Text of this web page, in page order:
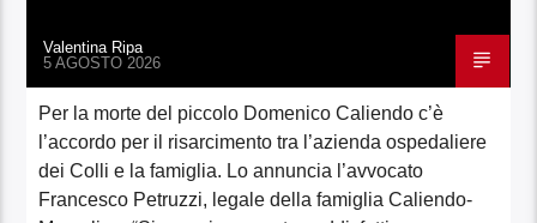
Valentina Ripa
5 AGOSTO 2026
Per la morte del piccolo Domenico Caliendo c’è
l’accordo per il risarcimento tra l’azienda ospedaliere
dei Colli e la famiglia. Lo annuncia l’avvocato
Francesco Petruzzi, legale della famiglia Caliendo-